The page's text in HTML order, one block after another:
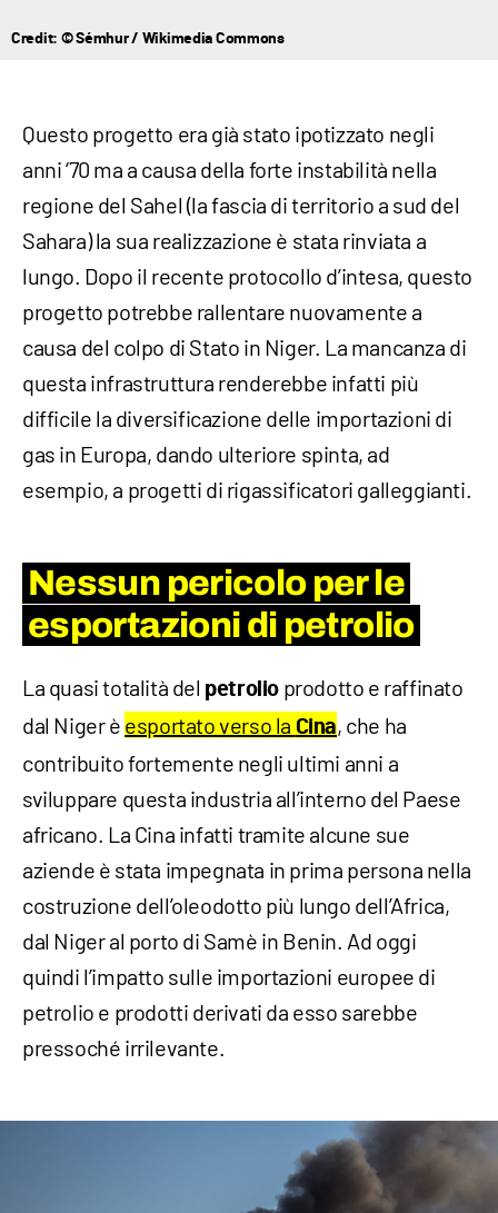
Credit: © Sémhur / Wikimedia Commons
Questo progetto era già stato ipotizzato negli
anni ‘70 ma a causa della forte instabilità nella
regione del Sahel (la fascia di territorio a sud del
Sahara) la sua realizzazione è stata rinviata a
lungo. Dopo il recente protocollo d’intesa, questo
progetto potrebbe rallentare nuovamente a
causa del colpo di Stato in Niger. La mancanza di
questa infrastruttura renderebbe infatti più
difficile la diversificazione delle importazioni di
gas in Europa, dando ulteriore spinta, ad
esempio, a progetti di rigassificatori galleggianti.
Nessun pericolo per le
esportazioni di petrolio
La quasi totalità del petrolio prodotto e raffinato
dal Niger è esportato verso la Cina, che ha
contribuito fortemente negli ultimi anni a
sviluppare questa industria all’interno del Paese
africano. La Cina infatti tramite alcune sue
aziende è stata impegnata in prima persona nella
costruzione dell’oleodotto più lungo dell’Africa,
dal Niger al porto di Samè in Benin. Ad oggi
quindi l’impatto sulle importazioni europee di
petrolio e prodotti derivati da esso sarebbe
pressoché irrilevante.